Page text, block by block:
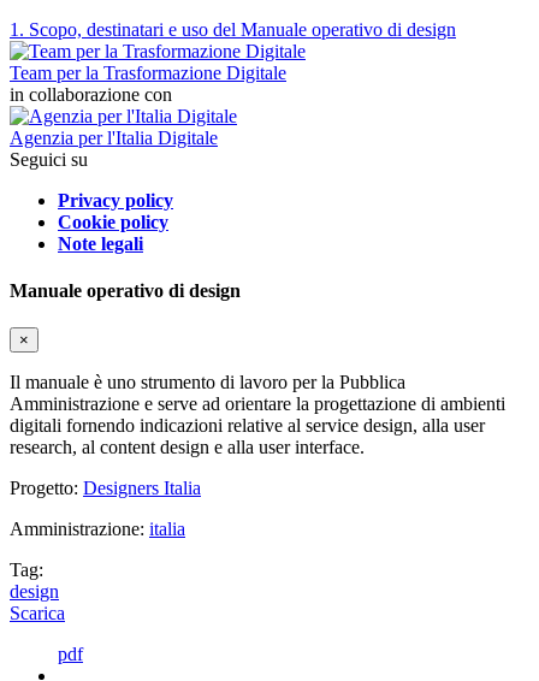
1. Scopo, destinatari e uso del Manuale operativo di design
Team per la Trasformazione Digitale
in collaborazione con
Agenzia per l'Italia Digitale
Seguici su
Privacy policy
Cookie policy
Note legali
Manuale operativo di design
×
Il manuale è uno strumento di lavoro per la Pubblica
Amministrazione e serve ad orientare la progettazione di ambienti
digitali fornendo indicazioni relative al service design, alla user
research, al content design e alla user interface.
Progetto: Designers Italia
Amministrazione: italia
Tag:
design
Scarica
pdf